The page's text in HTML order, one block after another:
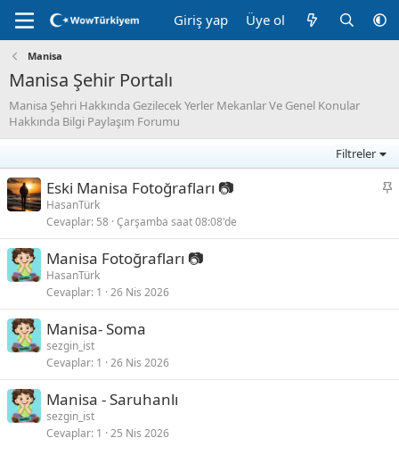
Giriş yap Üye ol
Manisa
Manisa Şehir Portalı
Manisa Şehri Hakkında Gezilecek Yerler Mekanlar Ve Genel Konular
Hakkında Bilgi Paylaşım Forumu
Filtreler
S
i
Eski Manisa Fotoğrafları 📷
HasanTürk
Cevaplar 58 Çarşamba saat 08:08'de
Manisa Fotoğrafları 📷
HasanTürk
Cevaplar 1 26 Nis 2026
Manisa- Soma
sezgin_ist
Cevaplar 1 26 Nis 2026
Manisa - Saruhanlı
sezgin_ist
Cevaplar 1 25 Nis 2026